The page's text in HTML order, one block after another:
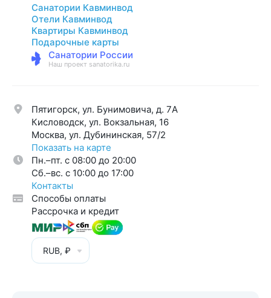
Санатории Кавминвод
Отели Кавминвод
Квартиры Кавминвод
Подарочные карты
Санатории России
Наш проект sanatorika.ru
Пятигорск, ул. Бунимовича, д. 7A
Кисловодск, ул. Вокзальная, 16
Москва, ул. Дубининская, 57/2
Показать на карте
Пн.–пт. с 08:00 до 20:00
Cб.–вс. с 10:00 до 17:00
Контакты
Способы оплаты
Рассрочка и кредит
RUB, ₽